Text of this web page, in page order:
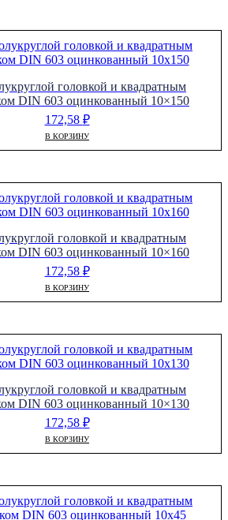
головкой и квадратным
DIN 603 оцинкованный 10×150
172,58 ₽
В КОРЗИНУ
головкой и квадратным
DIN 603 оцинкованный 10×160
172,58 ₽
В КОРЗИНУ
головкой и квадратным
DIN 603 оцинкованный 10×130
172,58 ₽
В КОРЗИНУ